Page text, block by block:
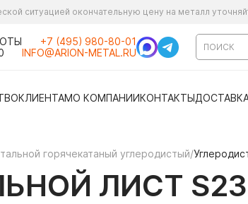
ситуацией окончательную цену на металл
+7 (495) 980-80-01
INFO@ARION-METAL.RU
КЛИЕНТАМО КОМПАНИИКОНТАКТЫ
горячекатаный углеродистый/
ЛИСТ